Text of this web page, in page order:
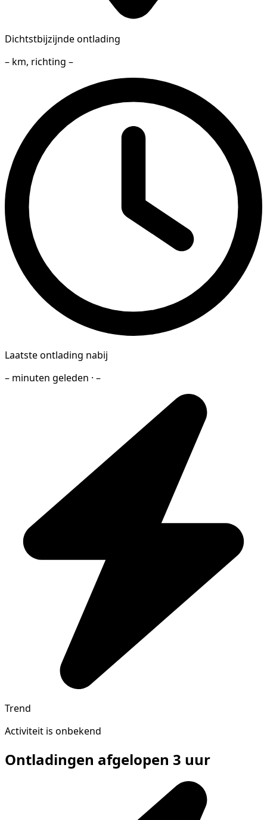
Dichtstbijzijnde ontlading
– km, richting –
Laatste ontlading nabij
– minuten geleden · –
Trend
Activiteit is onbekend
Ontladingen afgelopen 3 uur